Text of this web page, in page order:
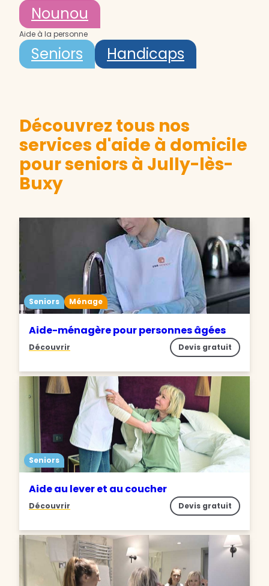
Nounou
Aide à la personne
Seniors Handicaps
Découvrez tous nos
services d'aide à domicile
pour seniors à Jully-lès-
Buxy
Seniors Ménage
Aide-ménagère pour personnes âgées
Découvrir Devis gratuit
Seniors
Aide au lever et au coucher
Découvrir Devis gratuit